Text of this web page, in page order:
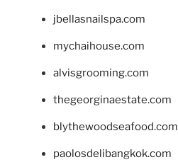
jbellasnailspa.com
mychaihouse.com
alvisgrooming.com
thegeorginaestate.com
blythewoodseafood.com
paolosdelibangkok.com